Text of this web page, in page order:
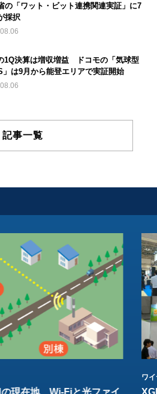
の「ワット・ビット連携関連実証」に7
採択
1Q決算は増収増益 ドコモの「気球型
」は9月から能登エリアで実証開始
記事一覧
ワ